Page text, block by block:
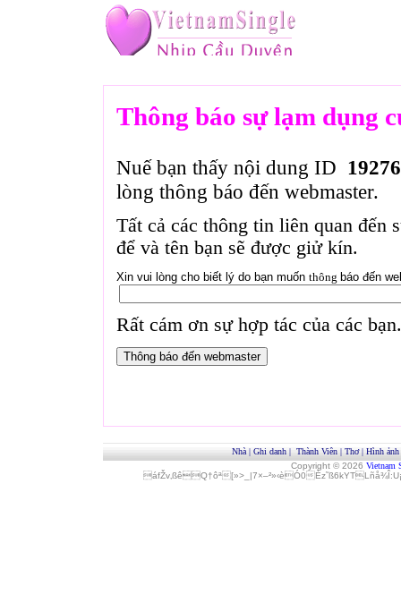
Thông báo sự lạm dụng
Nuế bạn thấy nội dung ID
lòng thông báo đến webmaster.
Tất cả các thông tin liên quan đến
để và tên bạn sẽ được giử kín.
Xin vui lòng cho biết lý do bạn muốn thông báo đến
Rất cám ơn sự hợp tác của các bạn.
Nhà | Ghi danh | Thành Viên | Thơ| Hình ảnh
Copyright © 2026 Vietnam
áfŽv‚ßêQ†ôª[»>_|7×–²»‹èÓ0